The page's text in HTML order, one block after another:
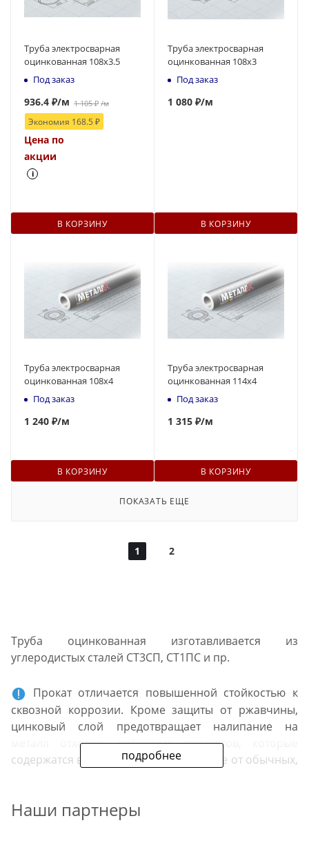
Труба электросварная
оцинкованная 108x3.5
Под заказ
1 105₽ /м
936.4 ₽/м
Экономия 168.5 ₽
Цена по
акции
i
В КОРЗИНУ
Труба электросварная
оцинкованная 108x3
Под заказ
1 080 ₽/м
В КОРЗИНУ
Труба электросварная
оцинкованная 108x4
Под заказ
1 240 ₽/м
В КОРЗИНУ
Труба электросварная
оцинкованная 114x4
Под заказ
1 315 ₽/м
В КОРЗИНУ
ПОКАЗАТЬ ЕЩЕ
1 2
подробнее
Труба оцинкованная изготавливается из
углеродистых сталей СТ3СП, СТ1ПС и пр.
Прокат отличается повышенной стойкостью к
сквозной коррозии. Кроме защиты от ржавчины,
цинковый слой предотвращает налипание на
металл отходов, побочных продуктов, которые
содержатся в рабочей среде. В отличие от обычных,
Наши партнеры